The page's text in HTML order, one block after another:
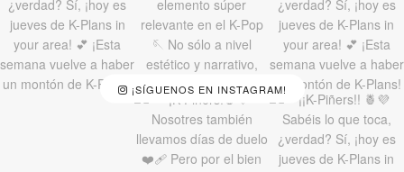
¡SÍGUENOS EN INSTAGRAM!